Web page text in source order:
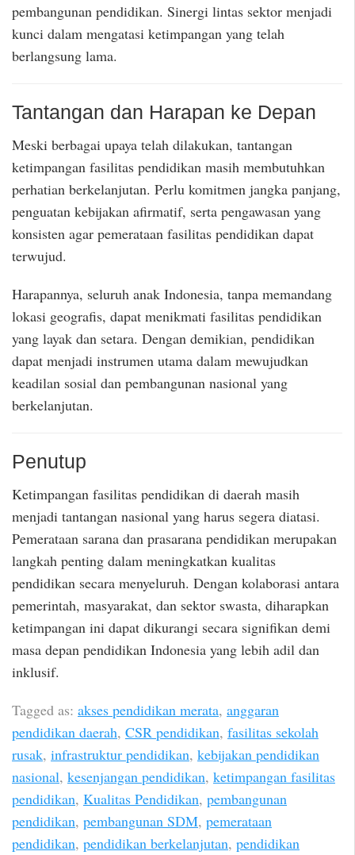
pembangunan pendidikan. Sinergi lintas sektor menjadi
kunci dalam mengatasi ketimpangan yang telah
berlangsung lama.
Tantangan dan Harapan ke Depan
Meski berbagai upaya telah dilakukan, tantangan
ketimpangan fasilitas pendidikan masih membutuhkan
perhatian berkelanjutan. Perlu komitmen jangka panjang,
penguatan kebijakan afirmatif, serta pengawasan yang
konsisten agar pemerataan fasilitas pendidikan dapat
terwujud.
Harapannya, seluruh anak Indonesia, tanpa memandang
lokasi geografis, dapat menikmati fasilitas pendidikan
yang layak dan setara. Dengan demikian, pendidikan
dapat menjadi instrumen utama dalam mewujudkan
keadilan sosial dan pembangunan nasional yang
berkelanjutan.
Penutup
Ketimpangan fasilitas pendidikan di daerah masih
menjadi tantangan nasional yang harus segera diatasi.
Pemerataan sarana dan prasarana pendidikan merupakan
langkah penting dalam meningkatkan kualitas
pendidikan secara menyeluruh. Dengan kolaborasi antara
pemerintah, masyarakat, dan sektor swasta, diharapkan
ketimpangan ini dapat dikurangi secara signifikan demi
masa depan pendidikan Indonesia yang lebih adil dan
inklusif.
Tagged as: akses pendidikan merata, anggaran
pendidikan daerah, CSR pendidikan, fasilitas sekolah
rusak, infrastruktur pendidikan, kebijakan pendidikan
nasional, kesenjangan pendidikan, ketimpangan fasilitas
pendidikan, Kualitas Pendidikan, pembangunan
pendidikan, pembangunan SDM, pemerataan
pendidikan, pendidikan berkelanjutan, pendidikan